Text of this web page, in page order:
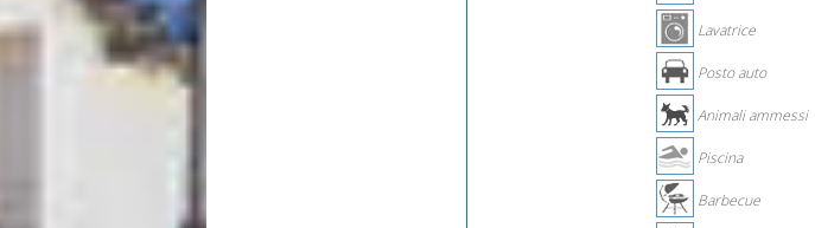
Lavatrice
Posto auto
Animali ammessi
Piscina
Barbecue